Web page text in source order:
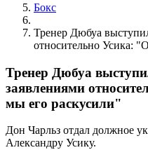
Бокс
Тренер Дюбуа
относительно Усика:
Тренер Дюбуа
заявлениями
мы его раскусили"
Дон Чарльз отдал должное
Александру Усику.